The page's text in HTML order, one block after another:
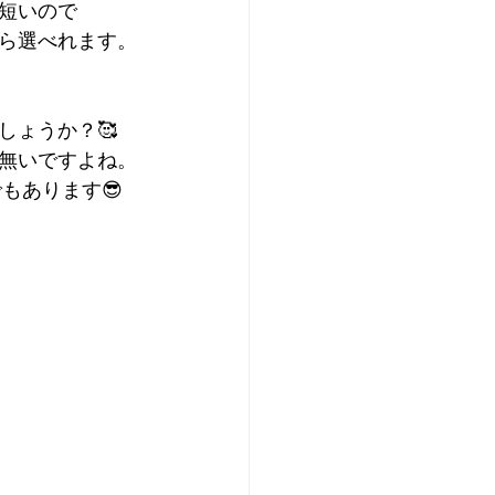
いので
選べれます。
ょうか？🥰
いですよね。
あります😎